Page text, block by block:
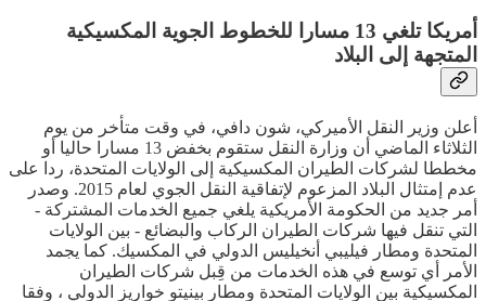
أمريكا تلغي 13 مسارا للخطوط الجوية المكسيكية
المتجهة إلى البلاد
أعلن وزير النقل الأميركي، شون دافي، في وقت متأخر من يوم
الثلاثاء الماضي أن وزارة النقل ستقوم بخفض 13 مسارا حاليا أو
مخططا لشركات الطيران المكسيكية إلى الولايات المتحدة، ردا على
عدم إمتثال البلاد المزعوم لإتفاقية النقل الجوي لعام 2015. وصدر
أمر جديد من الحكومة الأمريكية يلغي جميع الخدمات المشتركة -
التي تنقل فيها شركات الطيران الركاب والبضائع - بين الولايات
المتحدة ومطار فيليبي أنخيليس الدولي في المكسيك. كما يجمد
الأمر أي توسع في هذه الخدمات من قِبل شركات الطيران
المكسيكية بين الولايات المتحدة ومطار بينيتو خواريز الدولي ، وفقا